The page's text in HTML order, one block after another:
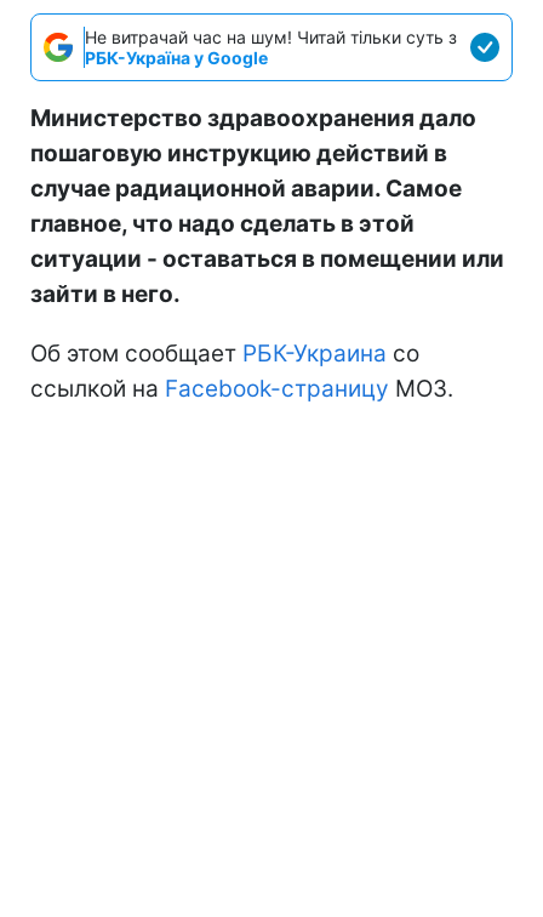
Не витрачай час на шум! Читай тільки суть з
РБК-Україна у Google
Министерство здравоохранения дало
пошаговую инструкцию действий в
случае радиационной аварии. Самое
главное, что надо сделать в этой
ситуации - оставаться в помещении или
зайти в него.
Об этом сообщает РБК-Украина со
ссылкой на Facebook-страницу МОЗ.